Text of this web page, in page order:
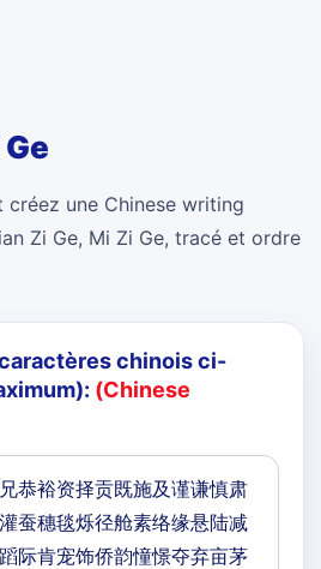
créez une Chinese writing
Zi Ge, Mi Zi Ge, tracé et ordre
chinois ci-
(Chinese